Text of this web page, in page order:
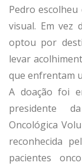
Pedro
visual. Em vez
optou por
levar
que enfrentam
A doação foi
presidente
Oncológica
reconhecida
pacientes